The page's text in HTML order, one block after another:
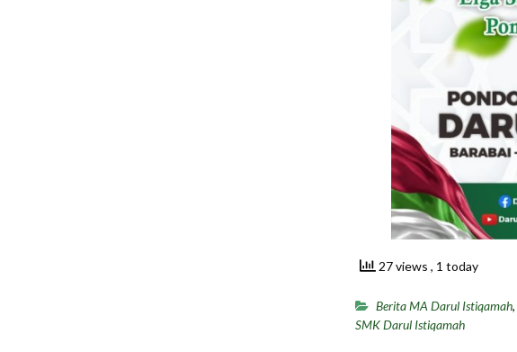
27 views , 1 today
Berita MA Darul Istiqamah,
SMK Darul Istiqamah